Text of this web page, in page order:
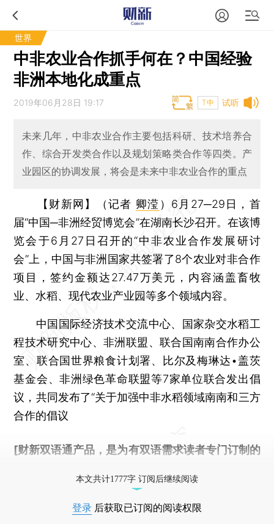
世界
中非农业合作抓手何在？中国经验
非洲本地化成重点
试听
2019年06月28日 19:17 T中
未来几年，中非农业合作主要包括科研、技术培养合
作、综合开发类合作以及规划策略类合作等四类。产
业园区的协调发展，将会是未来中非农业合作的重点
【财新网】（记者 卿滢 ） 6月27─29日，首
届“中国─非洲经贸博览会”在湖南长沙召开。在该博
览会于6月27日召开的“中非农业合作发展研讨
会”上，中国与非洲国家共签署了8个农业对非合作
项目，签约金额达27.47万美元，内容涵盖畜牧
业、水稻、现代农业产业园等多个领域内容。
中国国际经济技术交流中心、国家杂交水稻工
程技术研究中心、非洲联盟、联合国南南合作办公
室、联合国世界粮食计划署、比尔及梅琳达•盖茨
基金会、非洲绿色革命联盟等7家单位联合发出倡
议，共同发布了“关于加强中非水稻领域南南和三方
合作的倡议
[财新双语通产品，是为有双语需求读者专门订制的
本文共计1777字 订阅后继续阅读
登录 后获取已订阅的阅读权限